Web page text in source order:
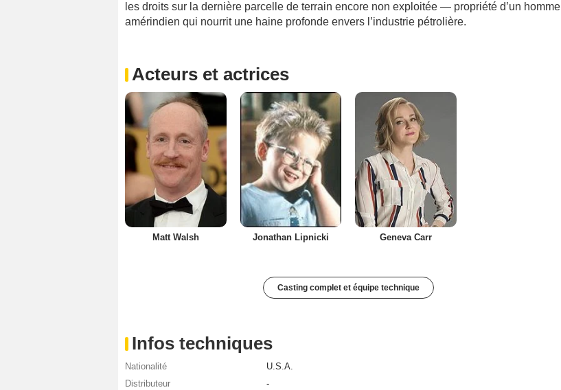
les droits sur la dernière parcelle de terrain encore non exploitée — propriété d’un homme
amérindien qui nourrit une haine profonde envers l’industrie pétrolière.
Acteurs et actrices
Matt Walsh Jonathan Lipnicki Geneva Carr
Casting complet et équipe technique
Infos techniques
Nationalité
U.S.A.
Distributeur
-